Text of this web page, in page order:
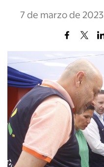
7 de marzo de 2023